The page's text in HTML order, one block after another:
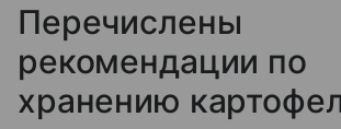
Перечислены
рекомендации по
хранению